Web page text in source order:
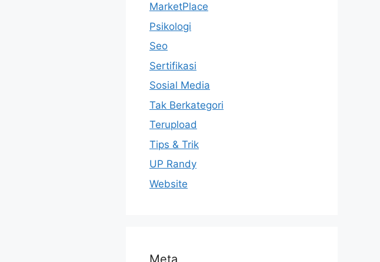
MarketPlace
Psikologi
Seo
Sertifikasi
Sosial Media
Tak Berkategori
Terupload
Tips & Trik
UP Randy
Website
Meta